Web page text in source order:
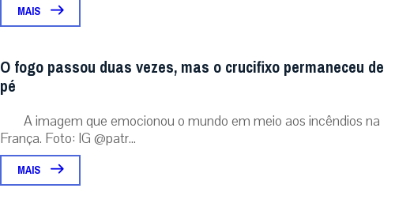
MAIS
O fogo passou duas vezes, mas o crucifixo permaneceu de
pé
A imagem que emocionou o mundo em meio aos incêndios na
França. Foto: IG @patr...
MAIS